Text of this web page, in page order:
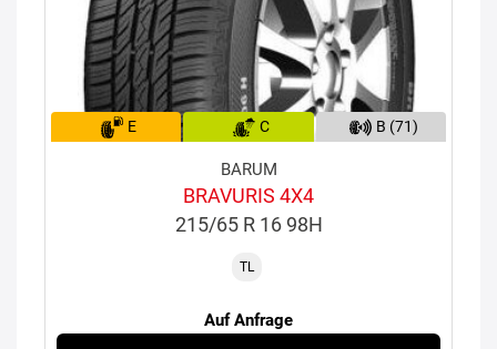
E C B (71)
BARUM
BRAVURIS 4X4
215/65 R 16 98H
TL
Auf Anfrage